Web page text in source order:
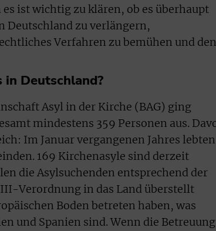
ist wichtig zu klären, ob es überhaupt
Deutschland zu verlängern,
Verfahren zu bemühen und den
Deutschland?
Asyl in der Kirche (BAG) ging
mindestens 359 Personen aus.
Im Januar vergangenen Jahres lebten
169 Kirchenasyle sind derzeit
die Asylsuchenden entsprechend der
Verordnung in das Land überstellt
Boden betreten haben, was
und Spanien sind. Wenn die Betreuung